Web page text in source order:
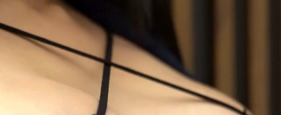
Piel de miel
Masajes eroticos
Spa Piel de Miel es el lugar donde puedes escapar del estrés de la vida